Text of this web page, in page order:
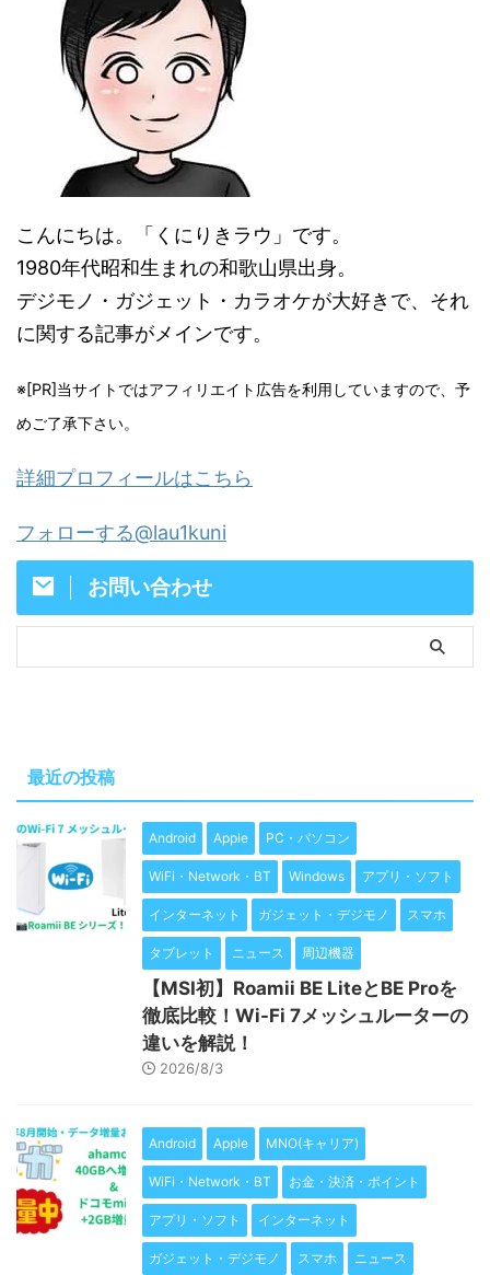
こんにちは。「くにりきラウ」です。
1980年代昭和生まれの和歌山県出身。
デジモノ・ガジェット・カラオケが大好きで、それ
に関する記事がメインです。
※[PR]当サイトではアフィリエイト広告を利用していますので、予
めご了承下さい。
詳細プロフィールはこちら
フォローする@lau1kuni
お問い合わせ
最近の投稿
Android Apple PC・パソコン
WiFi・Network・BT Windows アプリ・ソフト
インターネット ガジェット・デジモノ スマホ
タブレット ニュース 周辺機器
【MSI初】Roamii BE LiteとBE Proを
徹底比較！Wi-Fi 7メッシュルーターの
違いを解説！
2026/8/3
Android Apple MNO(キャリア)
WiFi・Network・BT お金・決済・ポイント
アプリ・ソフト インターネット
ガジェット・デジモノ スマホ ニュース